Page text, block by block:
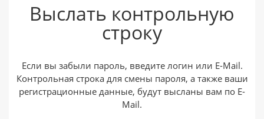
Запомнить меня на этом
компьютере
Забыли свой пароль?
или войдите с помощью
Выслать контрольную
строку
Если вы забыли пароль, введите логин или E-Mail.
Контрольная строка для смены пароля, а также ваши
регистрационные данные, будут высланы вам по E-
Mail.